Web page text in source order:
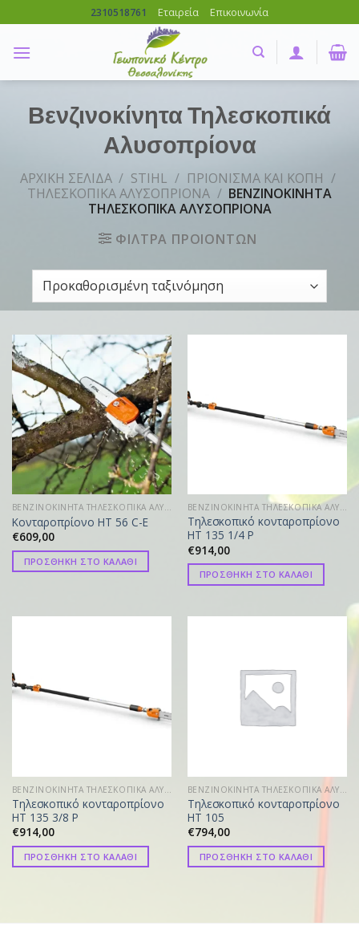
to
content
2310518761 Εταιρεία Επικοινωνία
Βενζινοκίνητα Τηλεσκοπικά
Αλυσοπρίονα
ΑΡΧΙΚΗ ΣΕΛΙΔΑ / STIHL / ΠΡΙΟΝΙΣΜΑ ΚΑΙ ΚΟΠΗ /
ΤΗΛΕΣΚΟΠΙΚΑ ΑΛΥΣΟΠΡΙΟΝΑ / ΒΕΝΖΙΝΟΚΙΝΗΤΑ
ΤΗΛΕΣΚΟΠΙΚΑ ΑΛΥΣΟΠΡΙΟΝΑ
ΦΙΛΤΡΑ ΠΡΟΙΟΝΤΩΝ
ΒΕΝΖΙΝΟΚΙΝΗΤΑ ΤΗΛΕΣΚΟΠΙΚΑ ΑΛΥΣΟΠΡΙΟΝΑ
Κονταροπρίονο HT 56 C-E
€609,00
ΠΡΟΣΘΗΚΗ ΣΤΟ ΚΑΛΑΘΙ
ΒΕΝΖΙΝΟΚΙΝΗΤΑ ΤΗΛΕΣΚΟΠΙΚΑ ΑΛΥΣΟΠΡΙΟΝΑ
Τηλεσκοπικό κονταροπρίονο
HT 135 1/4 P
€914,00
ΠΡΟΣΘΗΚΗ ΣΤΟ ΚΑΛΑΘΙ
ΒΕΝΖΙΝΟΚΙΝΗΤΑ ΤΗΛΕΣΚΟΠΙΚΑ ΑΛΥΣΟΠΡΙΟΝΑ
Τηλεσκοπικό κονταροπρίονο
HT 135 3/8 P
€914,00
ΠΡΟΣΘΗΚΗ ΣΤΟ ΚΑΛΑΘΙ
ΒΕΝΖΙΝΟΚΙΝΗΤΑ ΤΗΛΕΣΚΟΠΙΚΑ ΑΛΥΣΟΠΡΙΟΝΑ
Τηλεσκοπικό κονταροπρίονο
HT 105
€794,00
ΠΡΟΣΘΗΚΗ ΣΤΟ ΚΑΛΑΘΙ